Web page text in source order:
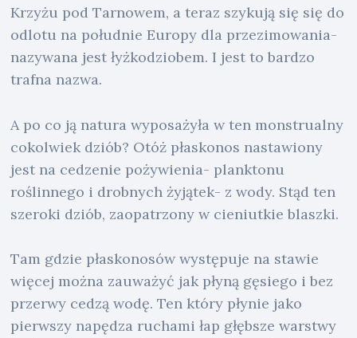
Krzyżu pod Tarnowem, a teraz szykują się się do
odlotu na południe Europy dla przezimowania-
nazywana jest łyżkodziobem. I jest to bardzo
trafna nazwa.
A po co ją natura wyposażyła w ten monstrualny
cokolwiek dziób? Otóż płaskonos nastawiony
jest na cedzenie pożywienia- planktonu
roślinnego i drobnych żyjątek- z wody. Stąd ten
szeroki dziób, zaopatrzony w cieniutkie blaszki.
Tam gdzie płaskonosów występuje na stawie
więcej można zauważyć jak płyną gęsiego i bez
przerwy cedzą wodę. Ten który płynie jako
pierwszy napędza ruchami łap głębsze warstwy